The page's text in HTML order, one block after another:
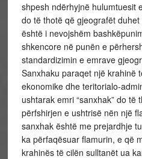
shpesh ndërhyjnë hulumtuesit
do të thotë që gjeografët
është i nevojshëm
shkencore në punën e
standardizimin e emrave
Sanxhaku paraqet një krahinë
ekonomike dhe teritorialo-
ushtarak emri “sanxhak” do të
përfshirjen e ushtrisë nën një
sanxhak është me prejardhje
ka përfaqësuar flamurin, e që
krahinës të cilën sulltanët ua